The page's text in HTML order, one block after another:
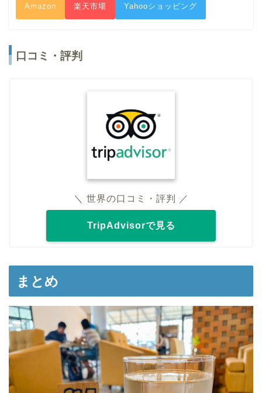
Amazon 楽天市場 Yahooショッピング
口コミ・評判
＼ 世界の口コミ・評判 ／
TripAdvisorで見る
まとめ